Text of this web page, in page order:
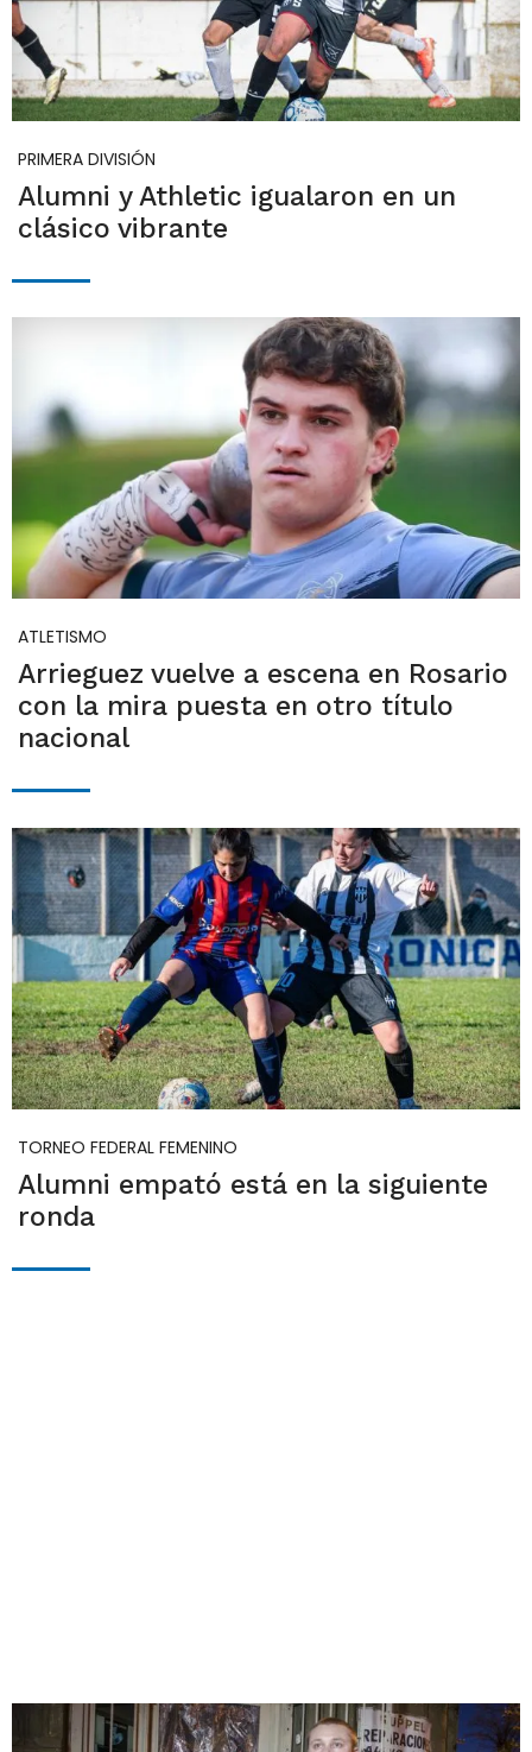
PRIMERA DIVISIÓN
Alumni y Athletic igualaron en un
clásico vibrante
ATLETISMO
Arrieguez vuelve a escena en Rosario
con la mira puesta en otro título
nacional
TORNEO FEDERAL FEMENINO
Alumni empató está en la siguiente
ronda